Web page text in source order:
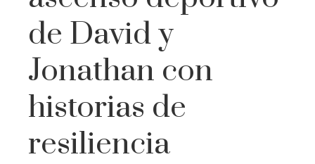
de David y
Jonathan con
historias de
resiliencia